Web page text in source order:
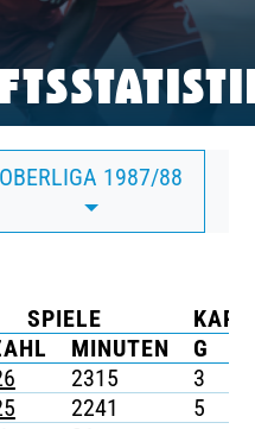
OBERLIGA 1987/88
SPIELE
MINUTEN G
2315 3
2241 5